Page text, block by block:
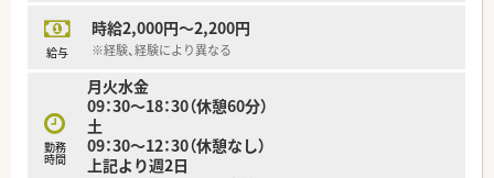
給与
時給2,000円～2,200円
※経験、経験により異なる
勤務
時間
月火水金
09：30～18：30（休憩60分）
土
09：30～12：30（休憩なし）
上記より週2日